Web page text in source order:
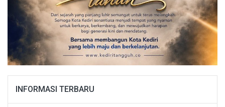
INFORMASI TERBARU